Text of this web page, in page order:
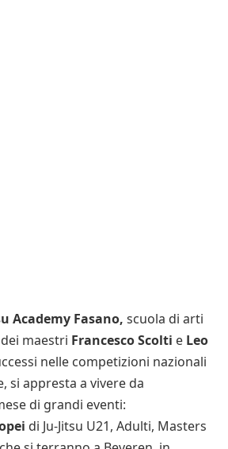
Academy Fasano, scuola di arti
maestri Francesco Scolti e Leo
nelle competizioni nazionali
si appresta a vivere da
di grandi eventi:
di Ju-Jitsu U21, Adulti, Masters